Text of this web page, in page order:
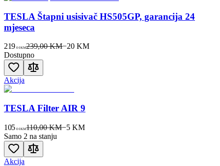
TESLA Štapni usisivač HS505GP, garancija 24
mjeseca
219 00KM239,00 KM−20 KM
Dostupno
Akcija
TESLA Filter AIR 9
105 00KM110,00 KM−5 KM
Samo 2 na stanju
Akcija